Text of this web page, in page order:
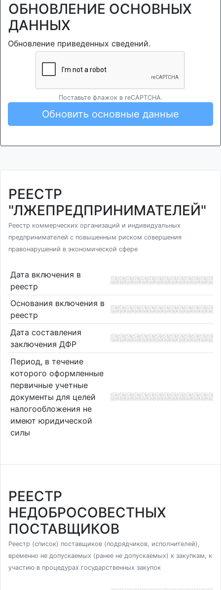
ОБНОВЛЕНИЕ ОСНОВНЫХ
ДАННЫХ
Обновление приведенных сведений.
Поставьте флажок в reCAPTCHA.
Обновить основные данные
РЕЕСТР
"ЛЖЕПРЕДПРИНИМАТЕЛЕЙ"
Реестр коммерческих организаций и индивидуальных
предпринимателей с повышенным риском совершения
правонарушений в экономической сфере
Дата включения в
реестр
Основания включения в
реестр
Дата составления
заключения ДФР
Период, в течение
которого оформленные
первичные учетные
документы для целей
налогообложения не
имеют юридической
силы
РЕЕСТР
НЕДОБРОСОВЕСТНЫХ
ПОСТАВЩИКОВ
Реестр (список) поставщиков (подрядчиков, исполнителей),
временно не допускаемых (ранее не допускаемых) к закупкам, к
участию в процедурах государственных закупок